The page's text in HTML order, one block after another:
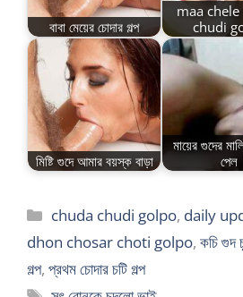
বাবা মেয়ের চোদার গল্প
maa
chudi
মিষ্টি গুদে আমার বয়স্ক বাড়া
মায়ের গুদের
পেল
Categories
chuda chudi golpo, daily
dhon chosar choti golpo, কচি গুদ
গল্প, প্রথম চোদার চটি গল্প
Tags